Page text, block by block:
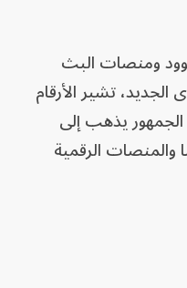
ومنصات البث
الجديد، تشير الأرقام
يذهب إلى
والمنصات الرقمية